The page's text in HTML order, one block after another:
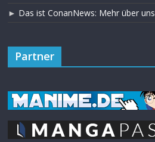
► Das ist ConanNews: Mehr über uns
Partner